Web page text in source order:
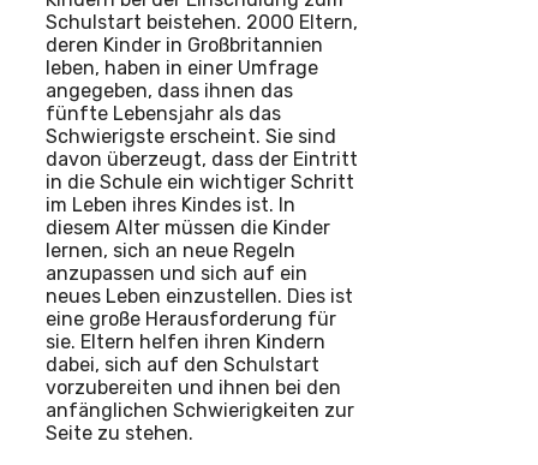
Schulstart beistehen. 2000 Eltern,
deren Kinder in Großbritannien
leben, haben in einer Umfrage
angegeben, dass ihnen das
fünfte Lebensjahr als das
Schwierigste erscheint. Sie sind
davon überzeugt, dass der Eintritt
in die Schule ein wichtiger Schritt
im Leben ihres Kindes ist. In
diesem Alter müssen die Kinder
lernen, sich an neue Regeln
anzupassen und sich auf ein
neues Leben einzustellen. Dies ist
eine große Herausforderung für
sie. Eltern helfen ihren Kindern
dabei, sich auf den Schulstart
vorzubereiten und ihnen bei den
anfänglichen Schwierigkeiten zur
Seite zu stehen.